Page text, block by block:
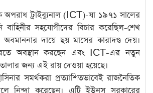
অপরাধ ট্রাইব্যুনাল (ICT)-যা ১৯৭১ সালের
বাহিনীর সহযোগীদের বিচার করেছিল-শেখ
দায়ে ছয় মাসের কারাদণ্ড দেয়।
অবস্থান করছেন এবং ICT-এর নতুন
জন্য এই রায় দেওয়া হয়েছে।
সমর্থকরা প্রত্যাশিতভাবেই রাজনৈতিক